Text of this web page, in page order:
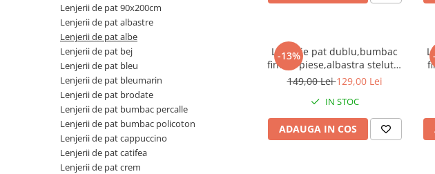
Uni (1-2 culori)
Cu inimioare
Cu Animal Print
Cu ursuleti
Lenjerii de pat 90x200cm
Lenjerii de pat albastre
Lenjerii de pat albe
Lenjerii de pat bej
Lenjerii de pat bleu
Lenjerii de pat bleumarin
Lenjerii de pat brodate
Lenjerii de pat bumbac percalle
Lenjerii de pat bumbac policoton
Lenjerii de pat cappuccino
Lenjerii de pat catifea
Lenjerii de pat crem
-13%
Lenjerie pat dublu,bumbac
finet,6 piese,albastra stelute-
A089
149,00 Lei129,00 Lei
IN STOC
ADAUGA IN COS